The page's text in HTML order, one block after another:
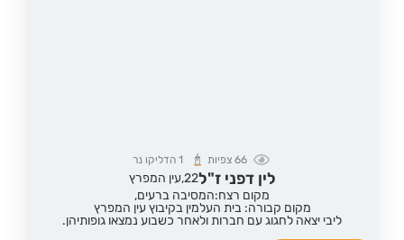
66צפיות 1 הדליקו נר
לין דפני ז"ל22, עין המפרץ
מקום רצח:המסיבה ברעים,
מקום קבורה: בית העלמין בקיבוץ עין המפרץ
ליבי יצאה לחגוג עם חברות ולאחר כשבוע נמצאו גופותיהן.